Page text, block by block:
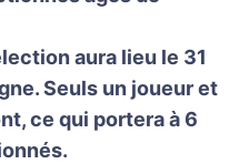
aura lieu le 31
Seuls un joueur et
ce qui portera à 6